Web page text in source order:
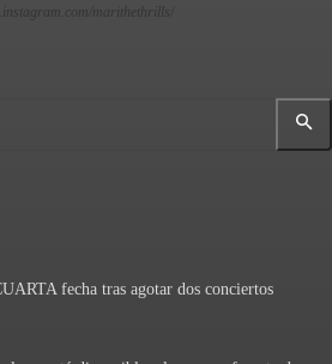
marithethrills/
fecha tras agotar dos conciertos